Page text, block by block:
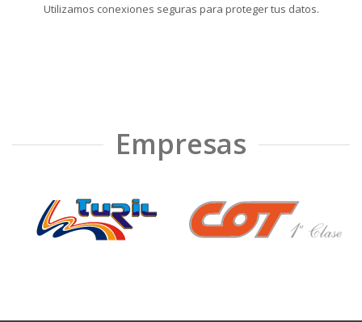
Utilizamos conexiones seguras para proteger tus datos.
Empresas
❮ ❯